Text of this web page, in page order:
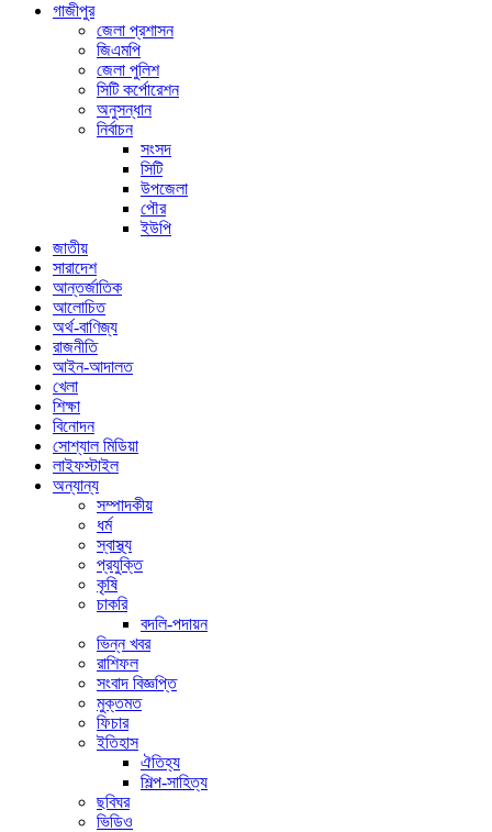
গাজীপুর
জেলা প্রশাসন
জিএমপি
জেলা পুলিশ
সিটি কর্পোরেশন
অনুসন্ধান
নির্বাচন
সংসদ
সিটি
উপজেলা
পৌর
ইউপি
জাতীয়
সারাদেশ
আন্তর্জাতিক
আলোচিত
অর্থ-বাণিজ্য
রাজনীতি
আইন-আদালত
খেলা
শিক্ষা
বিনোদন
সোশ্যাল মিডিয়া
লাইফস্টাইল
অন্যান্য
সম্পাদকীয়
ধর্ম
স্বাস্থ্য
প্রযুক্তি
কৃষি
চাকরি
বদলি-পদায়ন
ভিন্ন খবর
রাশিফল
সংবাদ বিজ্ঞপ্তি
মুক্তমত
ফিচার
ইতিহাস
ঐতিহ্য
শিল্প-সাহিত্য
ছবিঘর
ভিডিও